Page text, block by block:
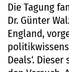
Die Tagung
Dr. Günter
England,
Deals‘.